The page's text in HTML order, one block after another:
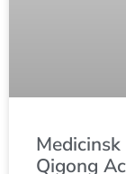
Qigong